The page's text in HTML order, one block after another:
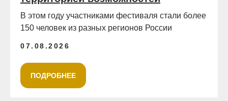
В этом году участниками фестиваля стали более
150 человек из разных регионов России
07.08.2026
ПОДРОБНЕЕ